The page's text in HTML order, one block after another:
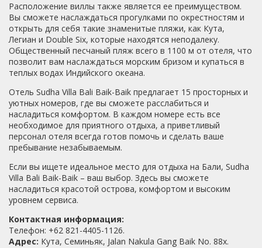
Расположение виллы также является ее преимуществом.
Вы сможете наслаждаться прогулками по окрестностям и
открыть для себя такие знаменитые пляжи, как Кута,
Легиан и Double Six, которые находятся неподалеку.
Общественный песчаный пляж всего в 1100 м от отеля, что
позволит вам наслаждаться морским бризом и купаться в
теплых водах Индийского океана.
Отель Sudha Villa Bali Baik-Baik предлагает 15 просторных и
уютных номеров, где вы сможете расслабиться и
насладиться комфортом. В каждом номере есть все
необходимое для приятного отдыха, а приветливый
персонал отеля всегда готов помочь и сделать ваше
пребывание незабываемым.
Если вы ищете идеальное место для отдыха на Бали, Sudha
Villa Bali Baik-Baik – ваш выбор. Здесь вы сможете
насладиться красотой острова, комфортом и высоким
уровнем сервиса.
Контактная информация:
Телефон: +62 821-4405-1126.
Адрес: Кута, Семиньяк, Jalan Nakula Gang Baik No. 88x.